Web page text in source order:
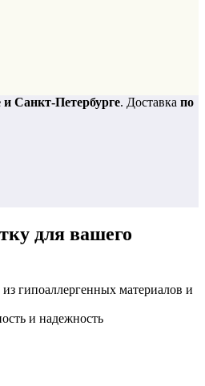
Санкт-Петербурге. Доставка по
для вашего
гипоаллергенных материалов и
и надежность